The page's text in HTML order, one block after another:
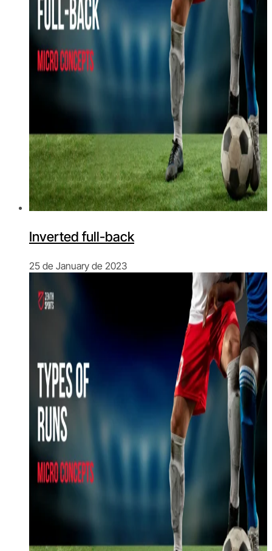
Inverted full-back
25 de January de 2023